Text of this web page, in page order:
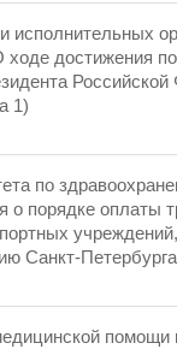
исполнительных
достижения
1)
по
порядке оплаты
Санкт-